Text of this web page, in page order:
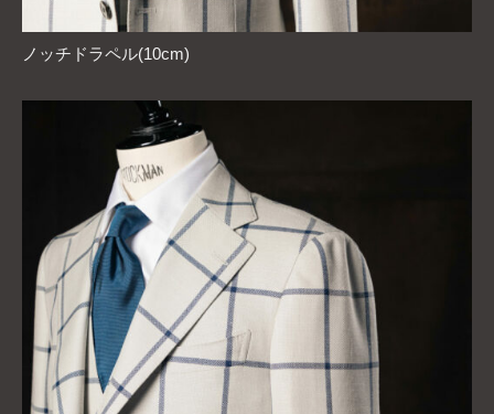
ノッチドラペル(10cm)